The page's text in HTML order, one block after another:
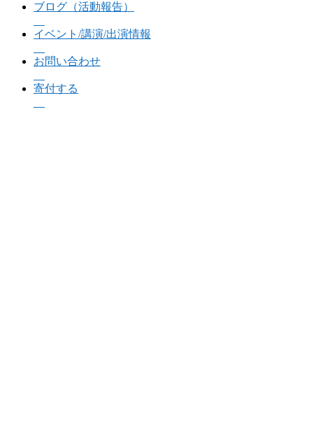
ブログ（活動報告）
イベント/講演/出演情報
お問い合わせ
寄付する